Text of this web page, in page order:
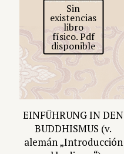
Sin
existencias
libro
físico. Pdf
disponible
EINFÜHRUNG IN DEN
BUDDHISMUS (v.
alemán „Introducción